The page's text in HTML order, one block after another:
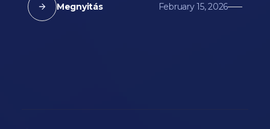
Megnyitás February 15, 2026